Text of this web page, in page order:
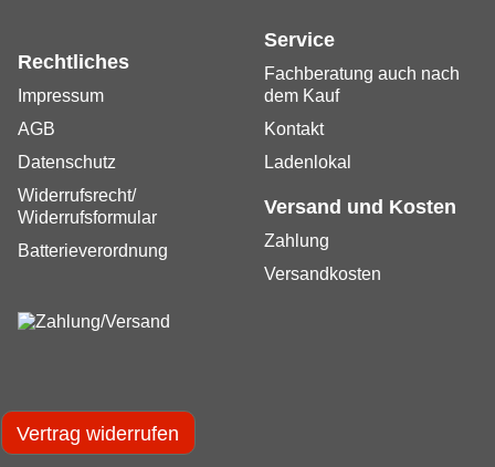
Service
Fachberatung auch nach
dem Kauf
Kontakt
Ladenlokal
Rechtliches
Impressum
AGB
Datenschutz
Widerrufsrecht/
Widerrufsformular
Batterieverordnung
Versand und Kosten
Zahlung
Versandkosten
Vertrag widerrufen